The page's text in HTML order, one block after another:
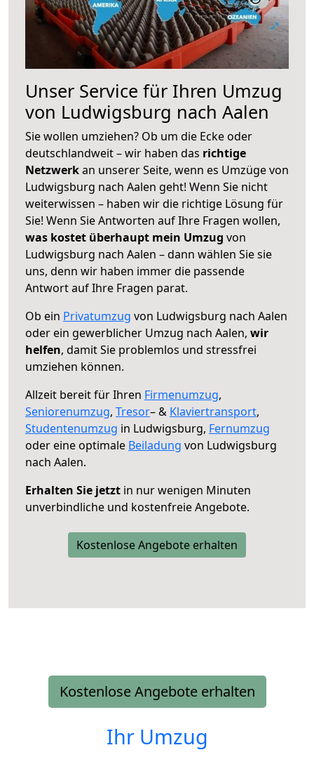
Unser Service für Ihren Umzug
von Ludwigsburg nach Aalen
Sie wollen umziehen? Ob um die Ecke oder
deutschlandweit – wir haben das richtige
Netzwerkan unserer Seite, wenn es Umzüge von
Ludwigsburg nach Aalen geht! Wenn Sie nicht
weiterwissen – haben wir die richtige Lösung für
Sie! Wenn Sie Antworten auf Ihre Fragen wollen,
was kostet überhaupt mein Umzug von
Ludwigsburg nach Aalen – dann wählen Sie sie
uns, denn wir haben immer die passende
Antwort auf Ihre Fragen parat.
Ob ein Privatumzug von Ludwigsburg nach Aalen
oder ein gewerblicher Umzug nach Aalen, wir
helfen, damit Sie problemlos und stressfrei
umziehen können.
Allzeit bereit für Ihren Firmenumzug,
Seniorenumzug, Tresor– & Klaviertransport,
Studentenumzug in Ludwigsburg, Fernumzug
oder eine optimale Beiladung von Ludwigsburg
nach Aalen.
Erhalten Sie jetzt in nur wenigen Minuten
unverbindliche und kostenfreie Angebote.
Kostenlose Angebote erhalten
Kostenlose Angebote erhalten
Ihr Umzug